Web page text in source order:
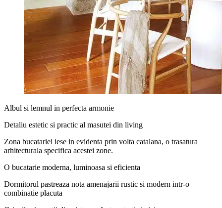
Albul si lemnul in perfecta armonie
Detaliu estetic si practic al masutei din living
Zona bucatariei iese in evidenta prin volta catalana, o trasatura
arhitecturala specifica acestei zone.
O bucatarie moderna, luminoasa si eficienta
Dormitorul pastreaza nota amenajarii rustic si modern intr-o
combinatie placuta